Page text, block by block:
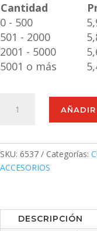
Cantidad
0 - 500
501 - 2000
2001 - 5000
5001 o más
Birniax
SKU: 6537 Categorías:
ACCESORIOS
DESCRIPCIÓN